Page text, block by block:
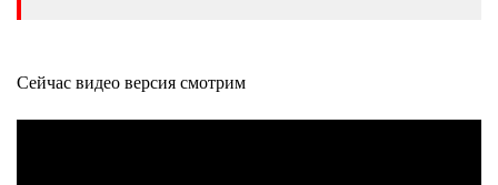
Сейчас видео версия смотрим